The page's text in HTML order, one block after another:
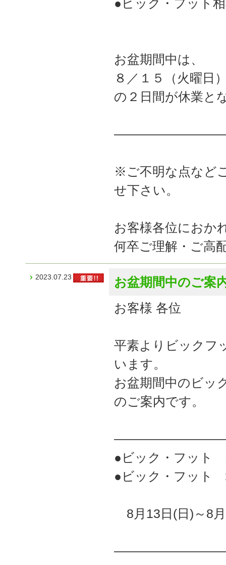
●ビック・フット
お盆期間中は、
８／１５（火曜日
の２日間が休業と
※ご不明な点など
せ下さい。
お客様各位におか
何卒ご理解・ご高
2023.07.23
お盆期間中のご案
お客様 各位
平素よりビックフ
います。
お盆期間中のビッ
のご案内です。
●ビック・フット
●ビック・フット
8月13日(日)～8